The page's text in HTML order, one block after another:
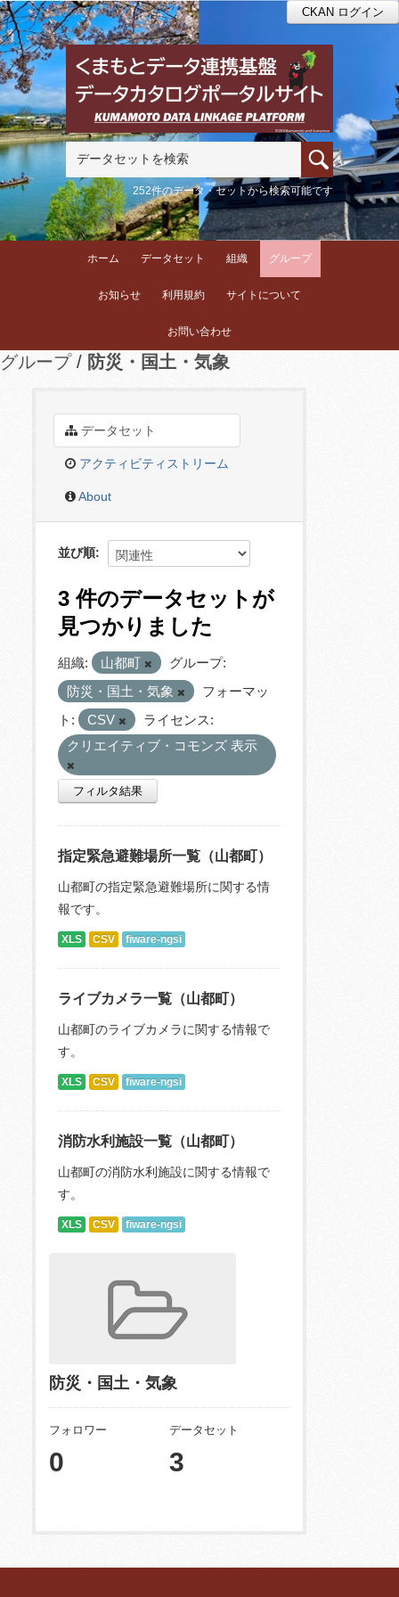
CKAN ログイン
252件のデータ・セットから検索可能です
ホーム データセット 組織 グループ
お知らせ 利用規約 サイトについて
お問い合わせ
グループ 防災・国土・気象
データセット
アクティビティストリーム
About
並び順
3 件のデータセットが
見つかりました
組織: 山都町
グループ:
防災・国土・気象
フォーマッ
ト:
CSV
ライセンス:
クリエイティブ・コモンズ 表示
フィルタ結果
指定緊急避難場所一覧（山都町）
山都町の指定緊急避難場所に関する情
報です。
XLS CSV fiware-ngsi
ライブカメラ一覧（山都町）
山都町のライブカメラに関する情報で
す。
XLS CSV fiware-ngsi
消防水利施設一覧（山都町）
山都町の消防水利施設に関する情報で
す。
XLS CSV fiware-ngsi
防災・国土・気象
フォロワー
0
データセット
3